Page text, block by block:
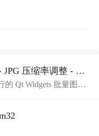
Qt C++ 批量图片压缩工具 - JPG 压缩率调整 - 批量修改分辨率 - 本地图片批处理（源码）
Qt Widgets 批量图片
JPG/PNG 图像，可自
区间压缩质量，自